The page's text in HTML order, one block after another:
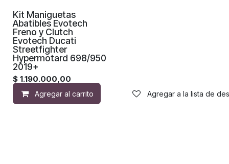
Kit Maniguetas
Abatibles Evotech
Freno y Clutch
Evotech Ducati
Streetfighter
Hypermotard 698/950
2019+
$ 1.190.000,00
Agregar al carrito Agregar a la lista de